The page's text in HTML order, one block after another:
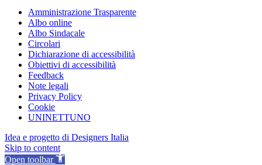
Amministrazione Trasparente
Albo online
Albo Sindacale
Circolari
Dichiarazione di accessibilità
Obiettivi di accessibilità
Feedback
Note legali
Privacy Policy
Cookie
UNINETTUNO
Idea e progetto di Designers Italia
Skip to content
Open toolbar